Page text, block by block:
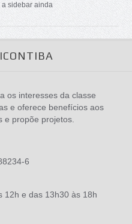
a sidebar ainda
os interesses da classe
e oferece benefícios aos
e propõe projetos.
6
12h e das 13h30 às 18h